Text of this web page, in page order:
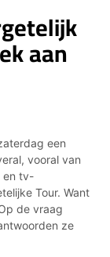
aan
een
vooral van
en tv-
Tour. Want
de vraag
ze